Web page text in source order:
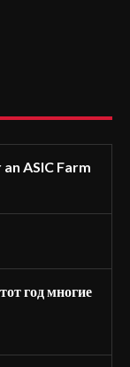
ASIC Farm
год многие